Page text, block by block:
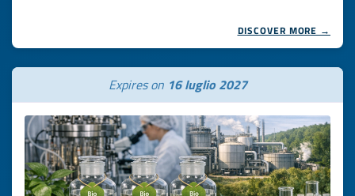
DISCOVER MORE →
Expires on 16 luglio 2027